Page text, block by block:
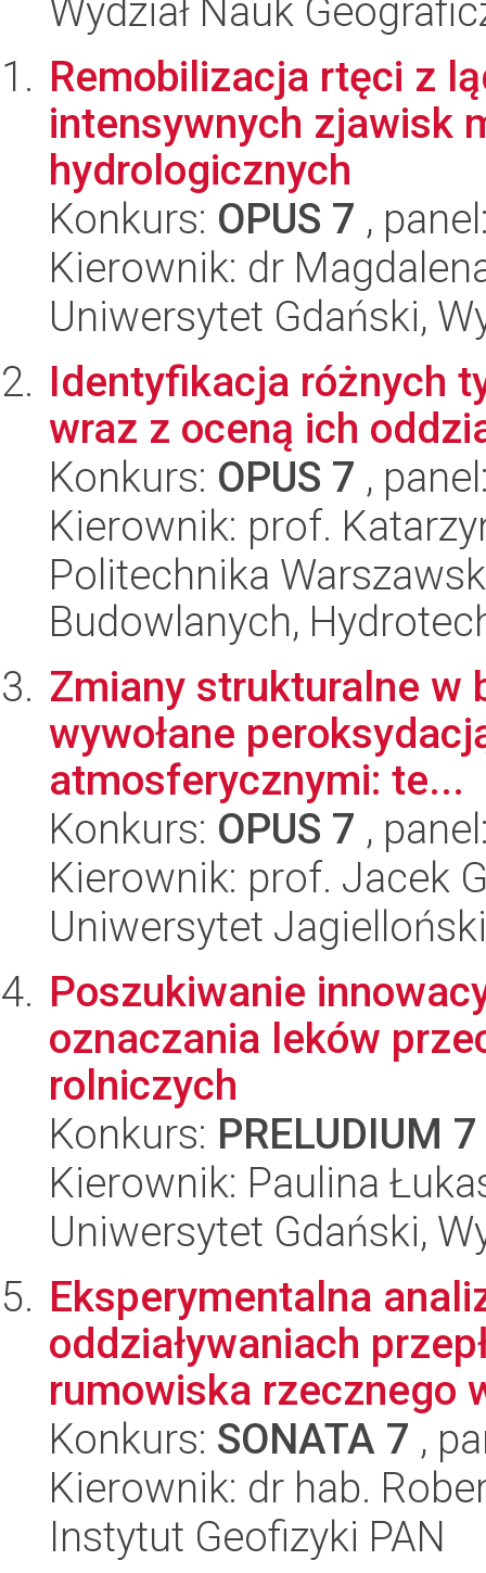
Wydział Nauk
Remobilizacja rtęci z
intensywnych zjawisk
hydrologicznych
Konkurs: OPUS 7 ,
Kierownik: dr
Uniwersytet Gdański,
Identyfikacja różnych
wraz z oceną ich
Konkurs: OPUS 7 ,
Kierownik: prof.
Politechnika
Budowlanych,
Zmiany strukturalne w
wywołane
atmosferycznymi: te...
Konkurs: OPUS 7 ,
Kierownik: prof. Jacek
Uniwersytet
Poszukiwanie
oznaczania leków
rolniczych
Konkurs: PRELUDIUM 7
Kierownik: Paulina
Uniwersytet Gdański,
Eksperymentalna
oddziaływaniach
rumowiska rzecznego
Konkurs: SONATA 7 ,
Kierownik: dr hab.
Instytut Geofizyki PAN